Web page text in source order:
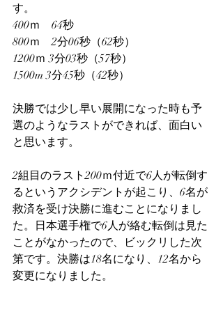
す。
400ｍ　64秒
800ｍ　2分06秒（62秒）
1200ｍ 3分03秒（57秒）
1500m 3分45秒（42秒）
決勝では少し早い展開になった時も予
選のようなラストができれば、面白い
と思います。
2組目のラスト200ｍ付近で6人が転倒す
るというアクシデントが起こり、6名が
救済を受け決勝に進むことになりまし
た。日本選手権で6人が絡む転倒は見た
ことがなかったので、ビックリした次
第です。決勝は18名になり、12名から
変更になりました。